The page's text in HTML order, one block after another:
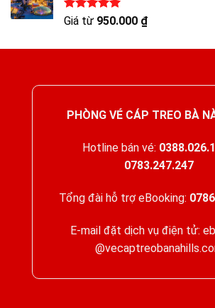
Được xếp
Giá từ 950.000 ₫
PHÒNG VÉ CÁP TREO BÀ
Hotline bán vé:
0783.247.247
Tổng đài hỗ trợ eBooking:
E-mail đặt dịch vụ điện tử: